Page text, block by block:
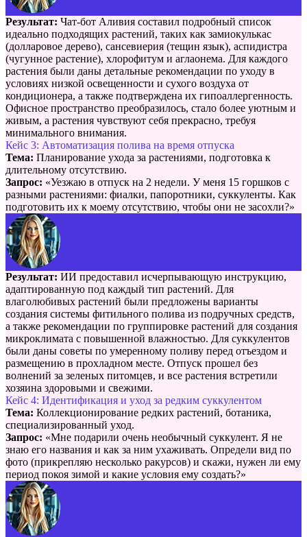
Результат: Чат-бот Аливия составил подробный список
идеально подходящих растений, таких как замиокулькас
(долларовое дерево), сансевиерия (тещин язык), аспидистра
(чугунное растение), хлорофитум и аглаонема. Для каждого
растения были даны детальные рекомендации по уходу в
условиях низкой освещенности и сухого воздуха от
кондиционера, а также подтверждена их гипоаллергенность.
Офисное пространство преобразилось, стало более уютным и
живым, а растения чувствуют себя прекрасно, требуя
минимального внимания.
Кейс 3: Автоматизация полива на время отпуска
Тема: Планирование ухода за растениями, подготовка к
длительному отсутствию.
Запрос: «Уезжаю в отпуск на 2 недели. У меня 15 горшков с
разными растениями: фиалки, папоротники, суккуленты. Как
подготовить их к моему отсутствию, чтобы они не засохли?»
Результат: ИИ предоставил исчерпывающую инструкцию,
адаптированную под каждый тип растений. Для
влаголюбивых растений были предложены варианты
создания системы фитильного полива из подручных средств,
а также рекомендации по группировке растений для создания
микроклимата с повышенной влажностью. Для суккулентов
были даны советы по умеренному поливу перед отъездом и
размещению в прохладном месте. Отпуск прошел без
волнений за зеленых питомцев, и все растения встретили
хозяина здоровыми и свежими.
Кейс 4: Идентификация и уход за редким суккулентом
Тема: Коллекционирование редких растений, ботаника,
специализированный уход.
Запрос: «Мне подарили очень необычный суккулент. Я не
знаю его названия и как за ним ухаживать. Определи вид по
фото (прикрепляю несколько ракурсов) и скажи, нужен ли ему
период покоя зимой и какие условия ему создать?»